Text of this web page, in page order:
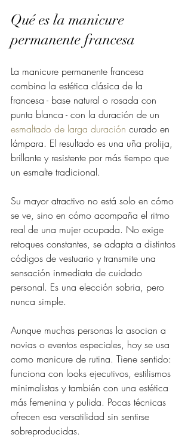
Qué es la manicure
permanente francesa
La manicure permanente francesa
combina la estética clásica de la
francesa - base natural o rosada con
punta blanca - con la duración de un
esmaltado de larga duración curado en
lámpara. El resultado es una uña prolija,
brillante y resistente por más tiempo que
un esmalte tradicional.
Su mayor atractivo no está solo en cómo
se ve, sino en cómo acompaña el ritmo
real de una mujer ocupada. No exige
retoques constantes, se adapta a distintos
códigos de vestuario y transmite una
sensación inmediata de cuidado
personal. Es una elección sobria, pero
nunca simple.
Aunque muchas personas la asocian a
novias o eventos especiales, hoy se usa
como manicure de rutina. Tiene sentido:
funciona con looks ejecutivos, estilismos
minimalistas y también con una estética
más femenina y pulida. Pocas técnicas
ofrecen esa versatilidad sin sentirse
sobreproducidas.